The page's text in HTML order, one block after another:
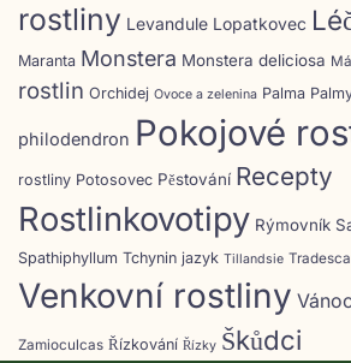
rostliny Levandule Lopatkovec
Maranta Monstera Monstera deliciosa
rostlin Orchidej Ovoce a zelenina Palma
philodendron Pokojové
rostliny Potosovec Pěstování Recepty
Rostlinkovotipy Rýmovník
Spathiphyllum Tchynin jazyk Tillandsie
Venkovní rostliny
Zamioculcas Řízkování Řízky Škůdci